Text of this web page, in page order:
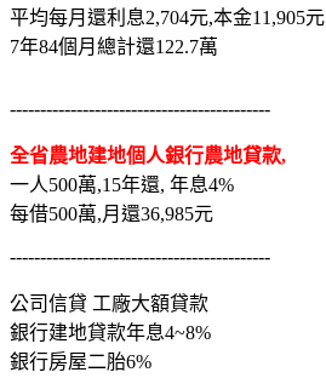
平均每月還利息2,704元,本金11,905元
7年84個月總計還122.7萬
-------------------------------------------
全省農地建地個人銀行農地貸款,
一人500萬,15年還, 年息4%
每借500萬,月還36,985元
-------------------------------------------
公司信貸 工廠大額貸款
銀行建地貸款年息4~8%
銀行房屋二胎6%